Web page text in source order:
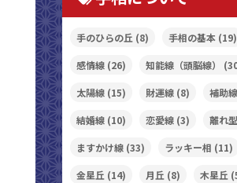
手のひらの丘 (8) 手相の基本 (19)
感情線 (26) 知能線（頭脳線）
太陽線 (15) 財運線 (8) 補助線
結婚線 (10) 恋愛線 (3) 離れ型
ますかけ線 (33) ラッキー相 (11)
金星丘 (14) 月丘 (8) 木星丘